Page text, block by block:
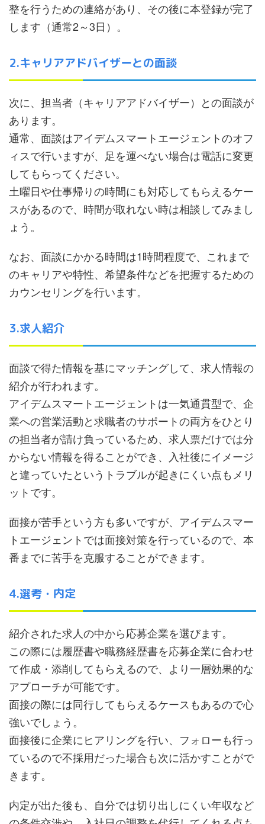
整を行うための連絡があり、その後に本登録が完了
します（通常2～3日）。
2.キャリアアドバイザーとの面談
次に、担当者（キャリアアドバイザー）との面談が
あります。
通常、面談はアイデムスマートエージェントのオフ
ィスで行いますが、足を運べない場合は電話に変更
してもらってください。
土曜日や仕事帰りの時間にも対応してもらえるケー
スがあるので、時間が取れない時は相談してみまし
ょう。
なお、面談にかかる時間は1時間程度で、これまで
のキャリアや特性、希望条件などを把握するための
カウンセリングを行います。
3.求人紹介
面談で得た情報を基にマッチングして、求人情報の
紹介が行われます。
アイデムスマートエージェントは一気通貫型で、企
業への営業活動と求職者のサポートの両方をひとり
の担当者が請け負っているため、求人票だけでは分
からない情報を得ることができ、入社後にイメージ
と違っていたというトラブルが起きにくい点もメリ
ットです。
面接が苦手という方も多いですが、アイデムスマー
トエージェントでは面接対策を行っているので、本
番までに苦手を克服することができます。
4.選考・内定
紹介された求人の中から応募企業を選びます。
この際には履歴書や職務経歴書を応募企業に合わせ
て作成・添削してもらえるので、より一層効果的な
アプローチが可能です。
面接の際には同行してもらえるケースもあるので心
強いでしょう。
面接後に企業にヒアリングを行い、フォローも行っ
ているので不採用だった場合も次に活かすことがで
きます。
内定が出た後も、自分では切り出しにくい年収など